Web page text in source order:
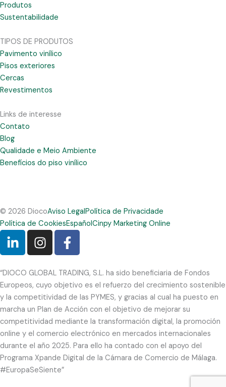
Produtos
Sustentabilidade
TIPOS DE PRODUTOS
Pavimento vinílico
Pisos exteriores
Cercas
Revestimentos
Links de interesse
Contato
Blog
Qualidade e Meio Ambiente
Benefícios do piso vinílico
© 2026 DiocoAviso LegalPolítica de Privacidade
Política de CookiesEspañolCinpy Marketing Online
L
i
k
e
d
i
n
-
i
n
I
n
t
a
g
r
a
m
F
a
e
b
o
o
k
-
f
“DIOCO GLOBAL TRADING, S.L. ha sido beneficiaria de Fondos
Europeos, cuyo objetivo es el refuerzo del crecimiento sostenible
y la competitividad de las PYMES, y gracias al cual ha puesto en
marcha un Plan de Acción con el objetivo de mejorar su
competitividad mediante la transformación digital, la promoción
online y el comercio electrónico en mercados internacionales
durante el año 2025. Para ello ha contado con el apoyo del
Programa Xpande Digital de la Cámara de Comercio de Málaga.
#EuropaSeSiente”